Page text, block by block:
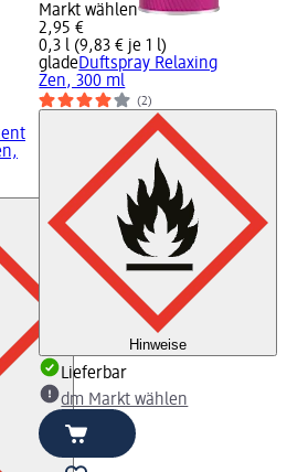
Markt wählen
2,95 €
0,3 l (9,83 € je 1 l)
gladeDuftspray Relaxing
Zen, 300 ml
(2)
Hinweise
Lieferbar
dm Markt wählen